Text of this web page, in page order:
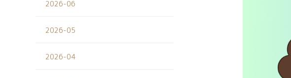
2026-06
2026-05
2026-04